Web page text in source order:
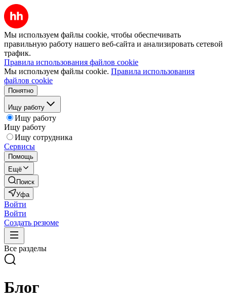
Мы используем файлы cookie, чтобы обеспечивать
правильную работу нашего веб-сайта и анализировать сетевой
трафик.
Правила использования файлов cookie
Мы используем файлы cookie. Правила использования
файлов cookie
Понятно
Ищу работу
Ищу работу
Ищу работу
Ищу сотрудника
Сервисы
Помощь
Ещё
Поиск
Уфа
Войти
Войти
Создать резюме
Все разделы
Блог